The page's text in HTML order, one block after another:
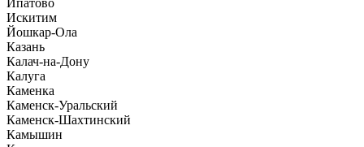
Ипатово
Искитим
Йошкар-Ола
Казань
Калач-на-Дону
Калуга
Каменка
Каменск-Уральский
Каменск-Шахтинский
Камышин